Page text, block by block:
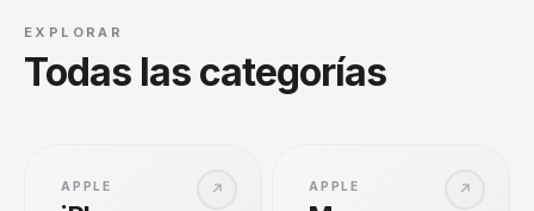
EXPLORAR
Todas las categorías
↗
APPLE ↗
APPLE